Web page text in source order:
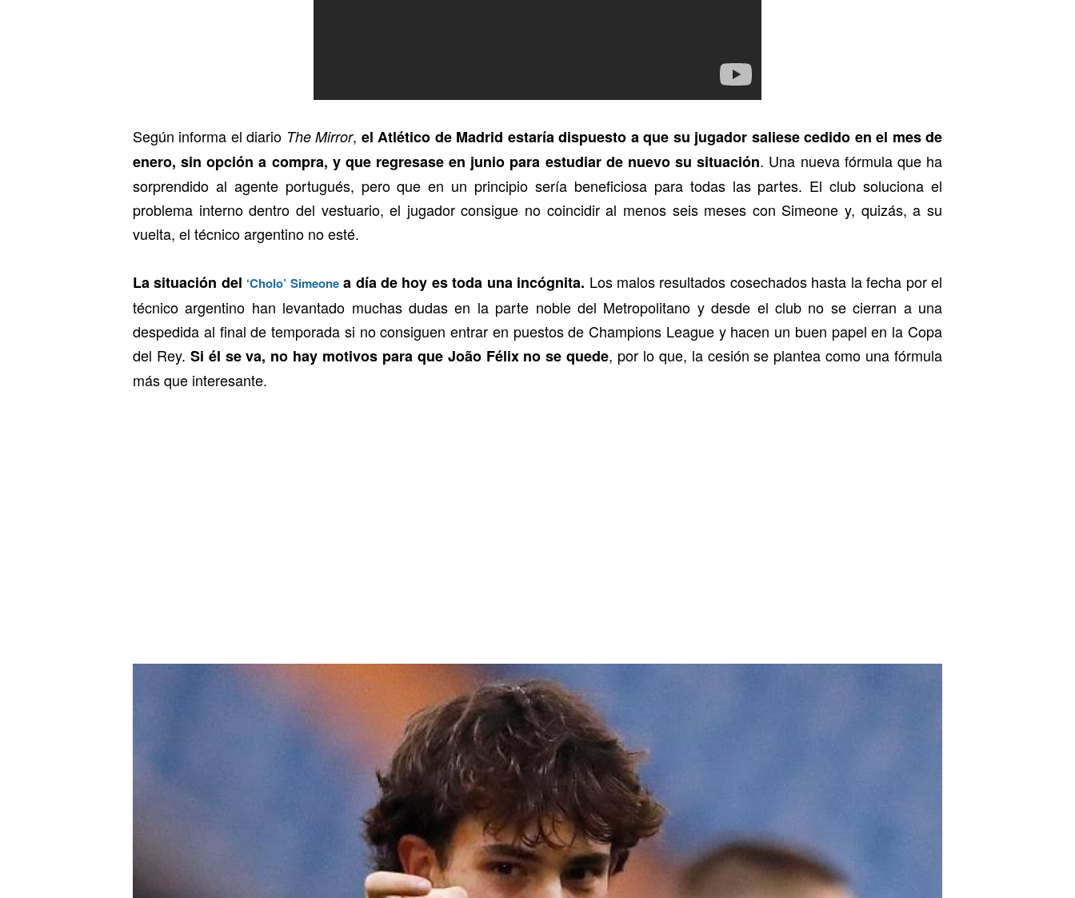
Según informa el diario The Mirror, el Atlético de Madrid estaría dispuesto a que su jugador saliese cedido en el mes de
enero, sin opción a compra, y que regresase en junio para estudiar de nuevo su situación. Una nueva fórmula que ha
sorprendido al agente portugués, pero que en un principio sería beneficiosa para todas las partes. El club soluciona el
problema interno dentro del vestuario, el jugador consigue no coincidir al menos seis meses con Simeone y, quizás, a su
vuelta, el técnico argentino no esté.
La situación del ‘Cholo’ Simeonea día de hoy es toda una incógnita. Los malos resultados cosechados hasta la fecha por el
técnico argentino han levantado muchas dudas en la parte noble del Metropolitano y desde el club no se cierran a una
despedida al final de temporada si no consiguen entrar en puestos de Champions League y hacen un buen papel en la Copa
del Rey. Si él se va, no hay motivos para que João Félix no se quede, por lo que, la cesión se plantea como una fórmula
más que interesante.